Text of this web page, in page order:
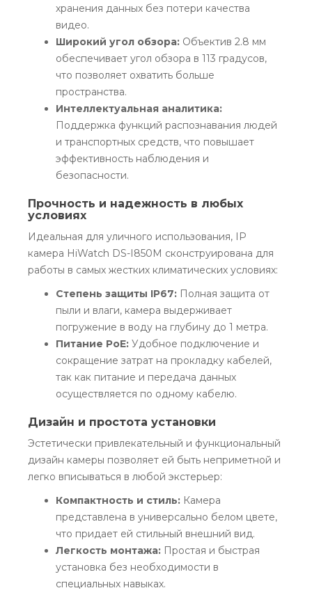
хранения данных без потери качества
видео.
Широкий угол обзора: Объектив 2.8 мм
обеспечивает угол обзора в 113 градусов,
что позволяет охватить больше
пространства.
Интеллектуальная аналитика:
Поддержка функций распознавания людей
и транспортных средств, что повышает
эффективность наблюдения и
безопасности.
Прочность и надежность в любых
условиях
Идеальная для уличного использования, IP
камера HiWatch DS-I850M сконструирована для
работы в самых жестких климатических условиях:
Степень защиты IP67: Полная защита от
пыли и влаги, камера выдерживает
погружение в воду на глубину до 1 метра.
Питание PoE: Удобное подключение и
сокращение затрат на прокладку кабелей,
так как питание и передача данных
осуществляется по одному кабелю.
Дизайн и простота установки
Эстетически привлекательный и функциональный
дизайн камеры позволяет ей быть неприметной и
легко вписываться в любой экстерьер:
Компактность и стиль: Камера
представлена в универсально белом цвете,
что придает ей стильный внешний вид.
Легкость монтажа: Простая и быстрая
установка без необходимости в
специальных навыках.